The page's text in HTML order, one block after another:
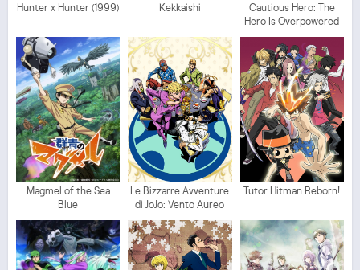
Hunter x Hunter (1999) Kekkaishi
Cautious Hero: The
Hero Is Overpowered
but Overly Cautious
Magmel of the Sea
Blue
Le Bizzarre Avventure
di JoJo: Vento Aureo
Tutor Hitman Reborn!